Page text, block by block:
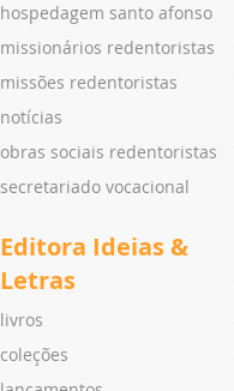
hospedagem santo afonso
missionários redentoristas
missões redentoristas
notícias
obras sociais redentoristas
secretariado vocacional
Editora Ideias &
Letras
livros
coleções